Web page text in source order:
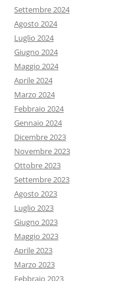
Settembre 2024
Agosto 2024
Luglio 2024
Giugno 2024
Maggio 2024
Aprile 2024
Marzo 2024
Febbraio 2024
Gennaio 2024
Dicembre 2023
Novembre 2023
Ottobre 2023
Settembre 2023
Agosto 2023
Luglio 2023
Giugno 2023
Maggio 2023
Aprile 2023
Marzo 2023